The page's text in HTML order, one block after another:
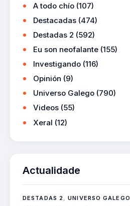
A todo chío (107)
Destacadas (474)
Destadas 2 (592)
Eu son neofalante (155)
Investigando (116)
Opinión (9)
Universo Galego (790)
Videos (55)
Xeral (12)
Actualidade
DESTADAS 2 ,UNIVERSO GALEGO